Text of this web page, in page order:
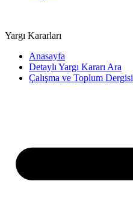
Yargı Kararları
Anasayfa
Detaylı Yargı Kararı Ara
Çalışma ve Toplum Dergisi